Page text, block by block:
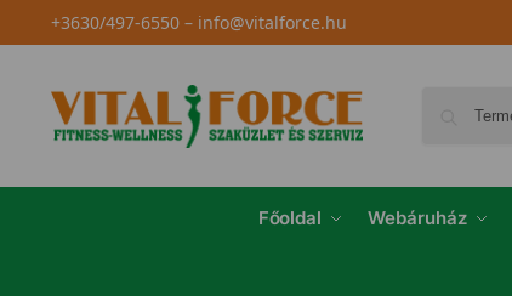
+3630/497-6550– info@vitalforce.hu
Főoldal Webáruház